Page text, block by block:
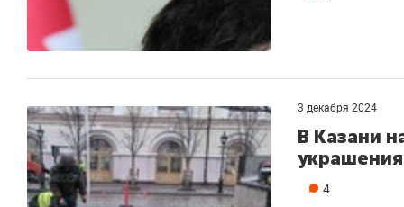
3 декабря 2024
В Казани
4